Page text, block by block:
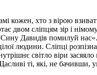
кожен, хто з вірою
двом сліпцям зір і
Давидів помилуй
людини. Сліпці
світло віри
ті, які, не бачивши,